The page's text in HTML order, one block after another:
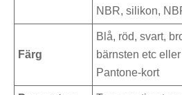
NBR, silikon,
Färg
Blå, röd, svart,
bärnsten etc
Pantone-kort